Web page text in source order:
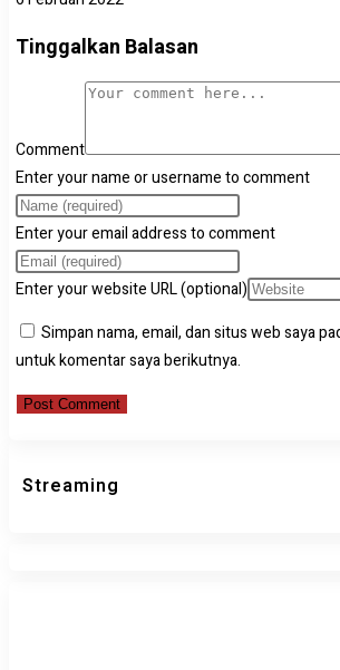
Tinggalkan Balasan
Comment
Enter your name or username to comment
Enter your email address to comment
Enter your website URL (optional)
Simpan nama, email, dan situs web saya
untuk komentar saya berikutnya.
Streaming